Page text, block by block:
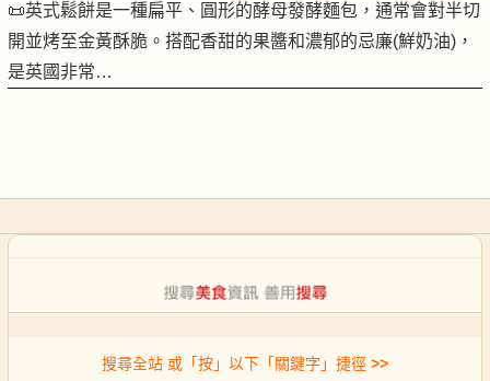
📜英式鬆餅是一種扁平、圓形的酵母發酵麵包，通常會對半切
開並烤至金黃酥脆。搭配香甜的果醬和濃郁的忌廉(鮮奶油)，
是英國非常…
搜尋全站 或「按」以下「關鍵字」捷徑 >>